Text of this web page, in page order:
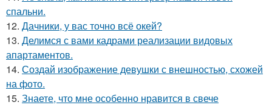
спальни.
12. Дачники, у вас точно всё окей?
13. Делимся с вами кадрами реализации видовых
апартаментов.
14. Создай изображение девушки с внешностью, схожей
на фото.
15. Знаете, что мне особенно нравится в свече